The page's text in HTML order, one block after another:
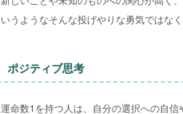
いうようなそんな投げやりな勇気ではな
ポジティブ思考
運命数1を持つ人は、自分の選択への自